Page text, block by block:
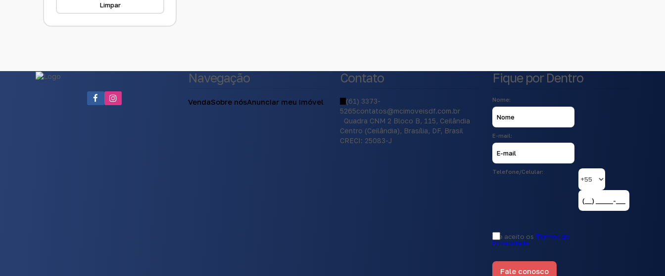
Limpar
Navegação
VendaSobre nósAnunciar meu imóvel
Contato
(61) 3373-
5265contatos@mcimoveisdf.com.br
Quadra CNM 2 Bloco B, 115, Ceilândia
Centro (Ceilândia), Brasília, DF, Brasil
CRECI: 25083-J
Fique por Dentro
Nome:
E-mail:
Telefone/Celular:
Li e aceito os Termos de
Privacidade